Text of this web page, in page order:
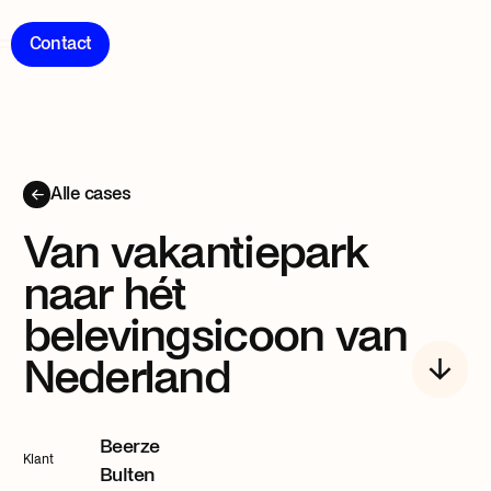
Contact
Methode
Over
Bunch
Werken
bij
Bunch
Contact
Alle cases
Van vakantiepark
naar hét
belevingsicoon van
Nederland
Klant
Beerze
Bulten